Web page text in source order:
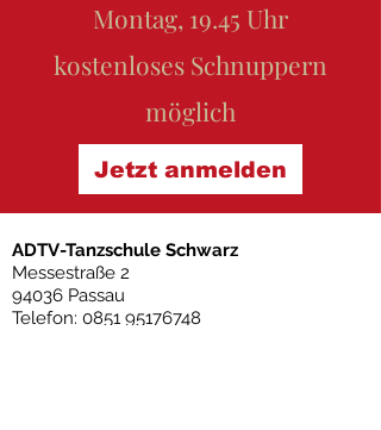
Montag, 19.45 Uhr
kostenloses Schnuppern
möglich
Jetzt anmelden
ADTV-Tanzschule Schwarz
Messestraße 2
94036 Passau
Telefon: 0851 95176748